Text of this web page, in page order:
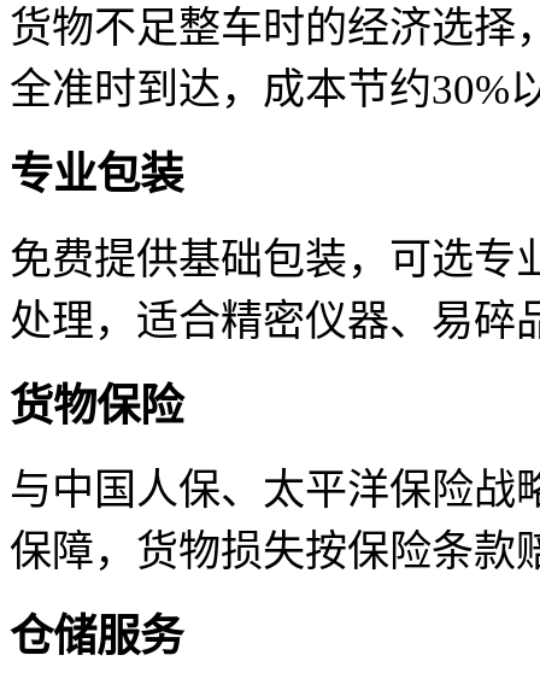
货物不足整车时的经济选择
全准时到达，成本节约30%
专业包装
免费提供基础包装，可选专
处理，适合精密仪器、易碎
货物保险
与中国人保、太平洋保险战
保障，货物损失按保险条款
仓储服务